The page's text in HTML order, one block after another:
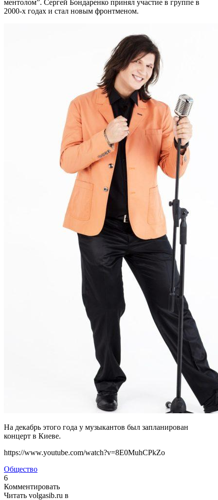
ментолом”. Сергей Бондаренко принял участие в группе в
2000-х годах и стал новым фронтменом.
На декабрь этого года у музыкантов был запланирован
концерт в Киеве.
https://www.youtube.com/watch?v=8E0MuhCPkZo
Общество
6
Комментировать
Читать volgasib.ru в